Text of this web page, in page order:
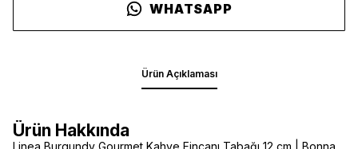
WHATSAPP
Ürün Açıklaması
Ürün Hakkında
Linea Burgundy Gourmet Kahve Fincanı Tabağı 12 cm | Bonna